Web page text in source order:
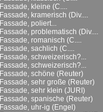
Fassade, kleine (C....
Fassade, kramerisch (Div....
Fassade, poliert...
Fassade, problematisch (Div....
Fassade, romanisch (C....
Fassade, sachlich (C....
Fassade, schweizerisch?...
Fassade, schweizerisch?...
Fassade, schöne (Reuter)
Fassade, sehr große (Reuter)
Fassade, sehr klein (JURI)
Fassade, spanische (Reuter)
Fassade, uhr-ig (Engel)